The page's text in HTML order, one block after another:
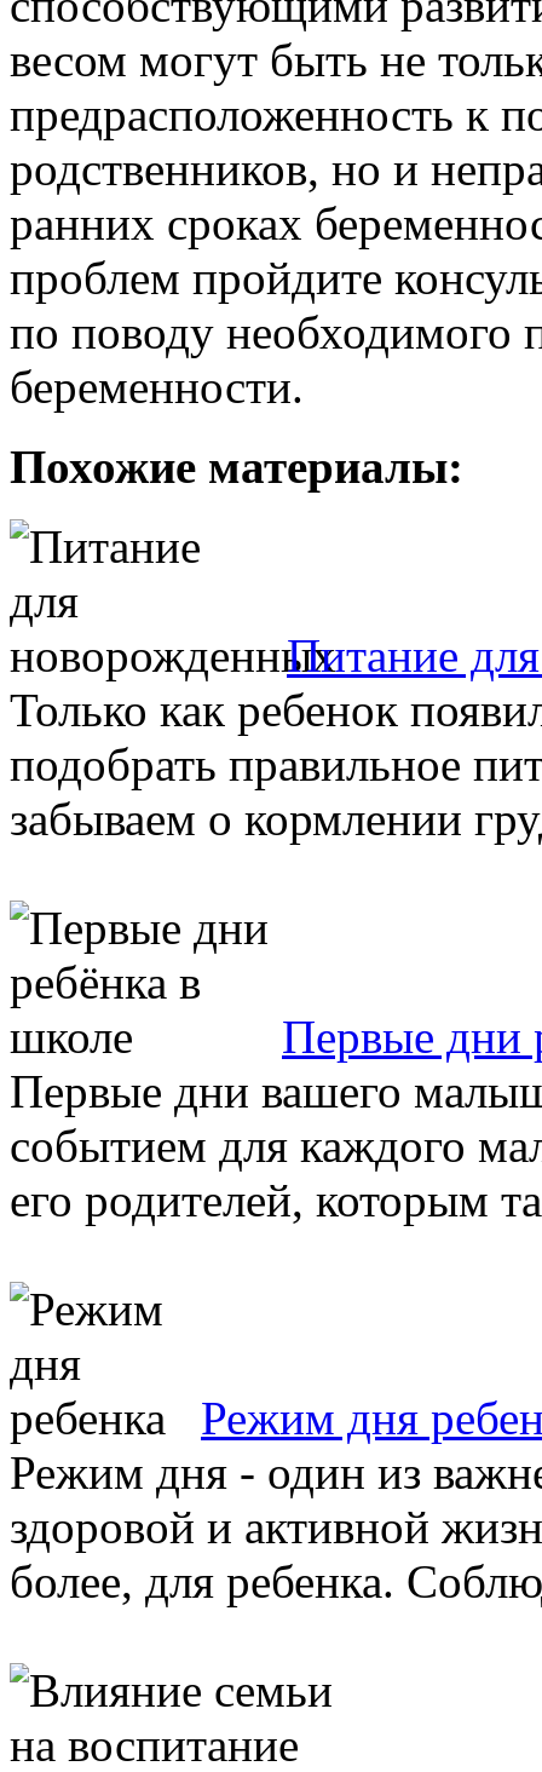
весом могут быть не
предрасположенность к
родственников, но и
ранних сроках
проблем пройдите
по поводу необходимого
беременности.
Похожие материалы:
Питание
Только как ребенок
подобрать правильное
забываем о кормлении
Первые дни
Первые дни вашего
событием для каждого
его родителей, которым
Режим дня
Режим дня - один из
здоровой и активной
более, для ребенка.